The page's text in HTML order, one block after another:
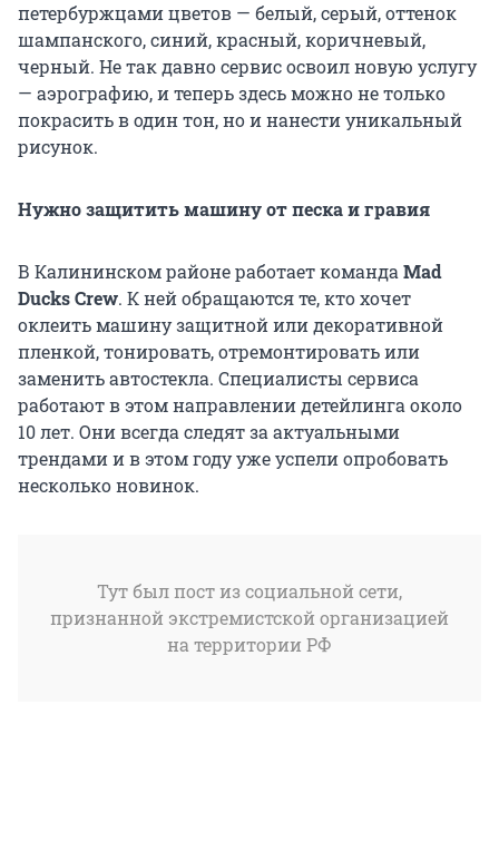
петербуржцами цветов — белый, серый, оттенок
шампанского, синий, красный, коричневый,
черный. Не так давно сервис освоил новую услугу
— аэрографию, и теперь здесь можно не только
покрасить в один тон, но и нанести уникальный
рисунок.
Нужно защитить машину от песка и гравия
В Калининском районе работает командаMad
Ducks Crew. К ней обращаются те, кто хочет
оклеить машину защитной или декоративной
пленкой, тонировать, отремонтировать или
заменить автостекла. Специалисты сервиса
работают в этом направлении детейлинга около
10 лет. Они всегда следят за актуальными
трендами и в этом году уже успели опробовать
несколько новинок.
Тут был пост из социальной сети,
признанной экстремистской организацией
на территории РФ